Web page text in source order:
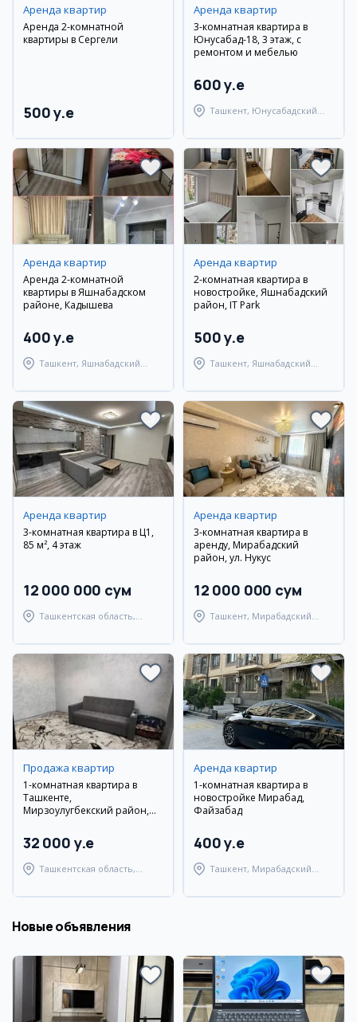
Аренда квартир
Аренда 2-комнатной
квартиры в Сергели
500 y.e
Аренда квартир
3-комнатная квартира в
Юнусабад-18, 3 этаж, с
ремонтом и мебелью
600 y.e
Ташкент, Юнусабадский
Аренда квартир
Аренда 2-комнатной
квартиры в Яшнабадском
районе, Кадышева
400 y.e
Ташкент, Яшнабадский
Аренда квартир
2-комнатная квартира в
новостройке, Яшнабадский
район, IT Park
500 y.e
Ташкент, Яшнабадский
Аренда квартир
3-комнатная квартира в Ц1,
85 м², 4 этаж
12 000 000 сум
Ташкентская область,
Аренда квартир
3-комнатная квартира в
аренду, Мирабадский
район, ул. Нукус
12 000 000 сум
Ташкент, Мирабадский
Продажа квартир
1-комнатная квартира в
Ташкенте,
Мирзоулугбекский район,
32 000 y.e
Ташкентская область,
Аренда квартир
1-комнатная квартира в
новостройке Мирабад,
Файзабад
400 y.e
Ташкент, Мирабадский
Новые объявления